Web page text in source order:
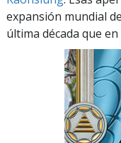
expansión mundial
última década que